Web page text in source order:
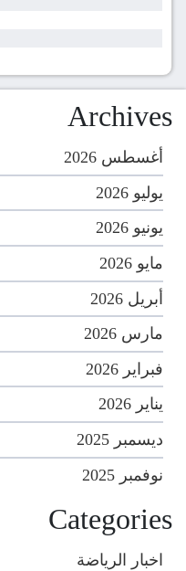
Archives
أغسطس 2026
يوليو 2026
يونيو 2026
مايو 2026
أبريل 2026
مارس 2026
فبراير 2026
يناير 2026
ديسمبر 2025
نوفمبر 2025
Categories
اخبار الرياضة